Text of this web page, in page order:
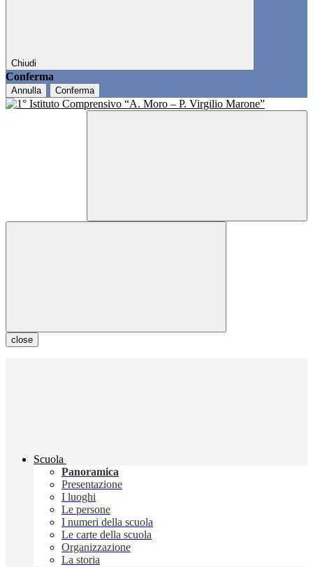
Chiudi
Conferma
Annulla Conferma
close
Scuola
Panoramica
Presentazione
I luoghi
Le persone
I numeri della scuola
Le carte della scuola
Organizzazione
La storia